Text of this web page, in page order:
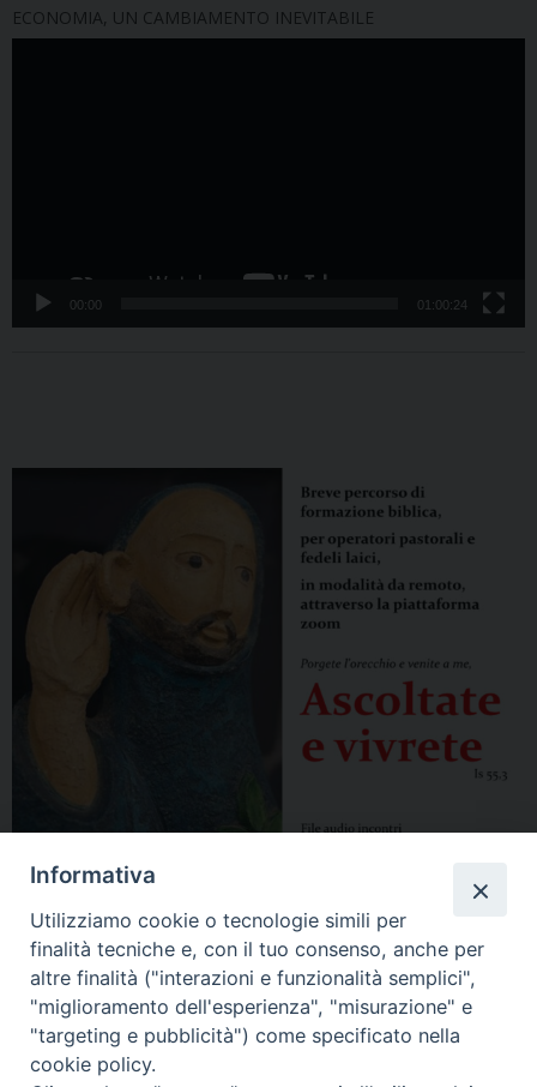
ECONOMIA, UN CAMBIAMENTO INEVITABILE
00:00 01:00:24
Informativa
Utilizziamo cookie o tecnologie simili per
finalità tecniche e, con il tuo consenso, anche per
altre finalità ("interazioni e funzionalità semplici",
"miglioramento dell'esperienza", "misurazione" e
"targeting e pubblicità") come specificato nella
cookie policy.